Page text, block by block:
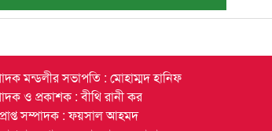
মন্ডলীর সভাপতি : মোহাম্মদ হানিফ
ও প্রকাশক : বীথি রানী কর
সম্পাদক : ফয়সাল আহমদ